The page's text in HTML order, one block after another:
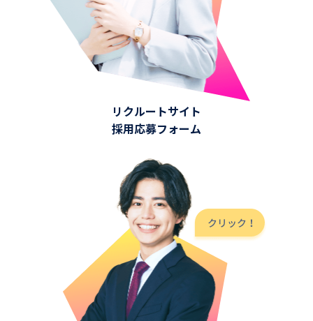
リクルートサイト
採用応募フォーム